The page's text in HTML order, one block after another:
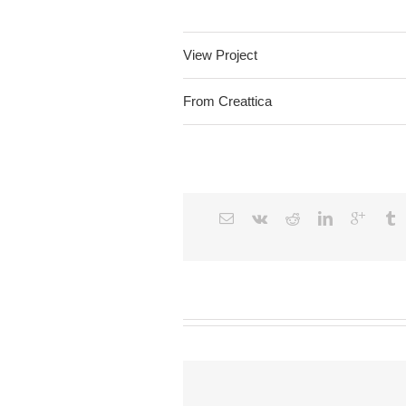
View Project
From Creattica